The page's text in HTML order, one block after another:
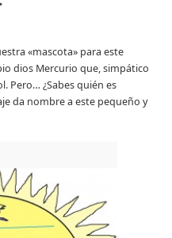
«mascota» para este
dios Mercurio que, simpático
Pero… ¿Sabes quién es
da nombre a este pequeño y